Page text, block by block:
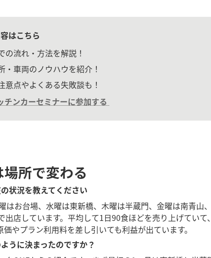
はこちら
の流れ・方法を解説！
・車両のノウハウを紹介！
意点やよくある失敗談も！
チンカーセミナーに参加する
所で変わる
状況を教えてください
はお台場、水曜は東新橋、木曜は半蔵門、金曜は南青山
出店しています。平均して1日90食ほどを売り上げてい
やプラン利用料を差し引いても利益が出ています。
うに決まったのですか？